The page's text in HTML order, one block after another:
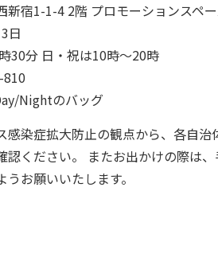
新宿1-1-4 2階 プロモーションスペ
日
30分 日・祝は10時～20時
Nightのバッグ
染症拡大防止の観点から、各自
認ください。 またお出かけの際は
お願いいたします。